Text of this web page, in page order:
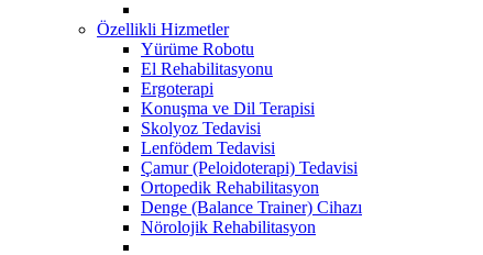
Özellikli Hizmetler
Yürüme Robotu
El Rehabilitasyonu
Ergoterapi
Konuşma ve Dil Terapisi
Skolyoz Tedavisi
Lenfödem Tedavisi
Çamur (Peloidoterapi) Tedavisi
Ortopedik Rehabilitasyon
Denge (Balance Trainer) Cihazı
Nörolojik Rehabilitasyon